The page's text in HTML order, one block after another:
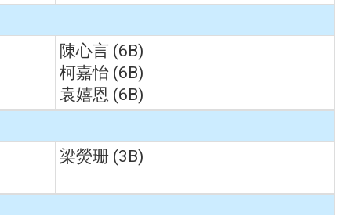
陳心言 (6B)
柯嘉怡 (6B)
袁嬉恩 (6B)
梁熒珊 (3B)